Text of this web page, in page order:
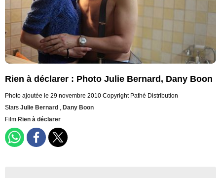
Rien à déclarer : Photo Julie Bernard, Dany Boon
Photo ajoutée le 29 novembre 2010 Copyright Pathé Distribution
Stars Julie Bernard , Dany Boon
Film Rien à déclarer